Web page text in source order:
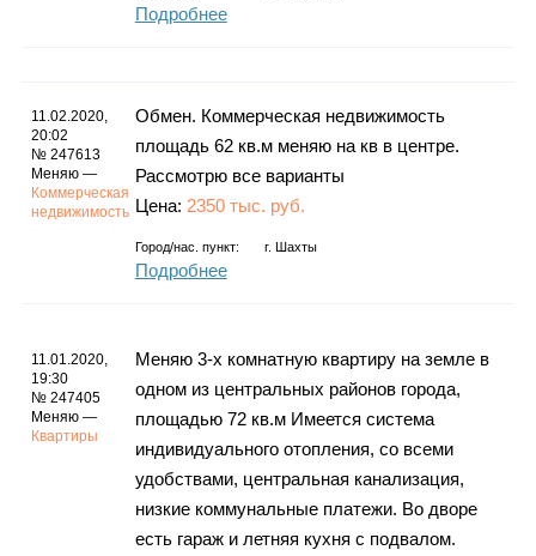
Подробнее
11.02.2020,
20:02
№ 247613
Меняю —
Коммерческая
недвижимость
Обмен. Коммерческая недвижимость
площадь 62 кв.м меняю на кв в центре.
Рассмотрю все варианты
Цена: 2350 тыс. руб.
Город/нас. пункт: г. Шахты
Подробнее
11.01.2020,
19:30
№ 247405
Меняю —
Квартиры
Меняю 3-х комнатную квартиру на земле в
одном из центральных районов города,
площадью 72 кв.м Имеется система
индивидуального отопления, со всеми
удобствами, центральная канализация,
низкие коммунальные платежи. Во дворе
есть гараж и летняя кухня с подвалом.